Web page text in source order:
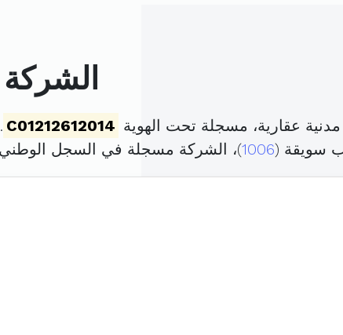
عقارية، مسجلة تحت الهوية C01212612014
.
1006)، الشركة مسجلة في السجل